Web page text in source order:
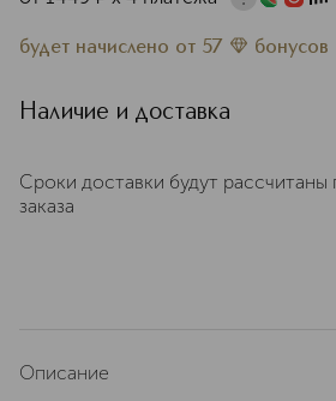
будет начислено от 57 бонусов
Наличие и доставка
Сроки доставки будут
заказа
Описание